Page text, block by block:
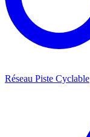
Réseau Piste Cyclable